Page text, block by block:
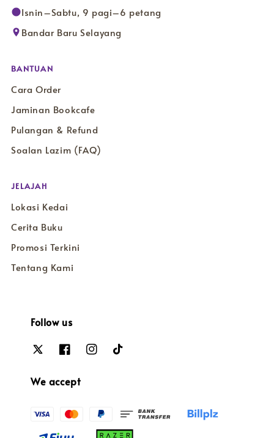
Isnin–Sabtu, 9 pagi–6 petang
Bandar Baru Selayang
BANTUAN
Cara Order
Jaminan Bookcafe
Pulangan & Refund
Soalan Lazim (FAQ)
JELAJAH
Lokasi Kedai
Cerita Buku
Promosi Terkini
Tentang Kami
Follow us
We accept